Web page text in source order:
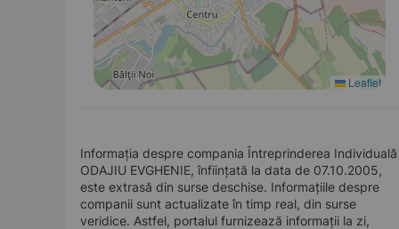
Leaflet
Informația despre compania Întreprinderea Individuală
ODAJIU EVGHENIE, înființată la data de 07.10.2005,
este extrasă din surse deschise. Informațiile despre
companii sunt actualizate în timp real, din surse
veridice. Astfel, portalul furnizează informații la zi,